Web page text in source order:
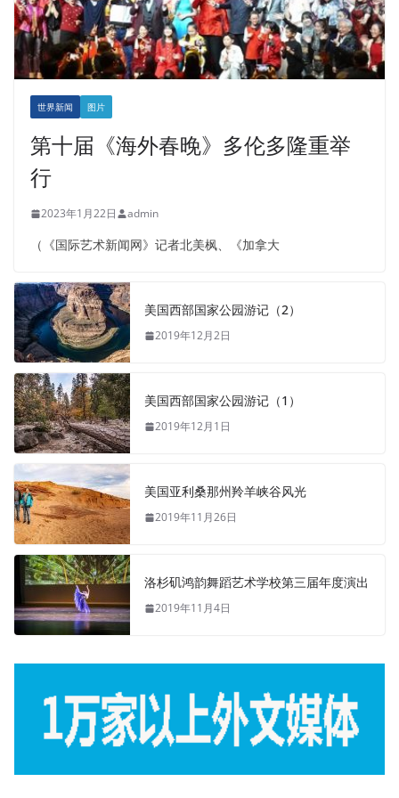
世界新闻 图片
第十届《海外春晚》多伦多隆重举
行
2023年1月22日 admin
（《国际艺术新闻网》记者北美枫、《加拿大
美国西部国家公园游记（2）
2019年12月2日
美国西部国家公园游记（1）
2019年12月1日
美国亚利桑那州羚羊峡谷风光
2019年11月26日
洛杉矶鸿韵舞蹈艺术学校第三届年度演出
2019年11月4日